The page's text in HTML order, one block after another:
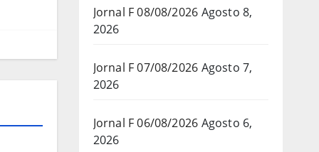
Jornal F 08/08/2026 Agosto 8,
2026
Jornal F 07/08/2026 Agosto 7,
2026
Jornal F 06/08/2026 Agosto 6,
2026